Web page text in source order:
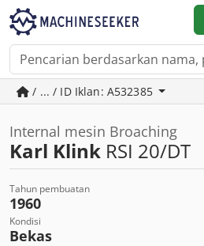
/ ... / ID Iklan: A532385
Internal mesin Broaching
Karl Klink RSI 20/DT
Tahun pembuatan
1960
Kondisi
Bekas